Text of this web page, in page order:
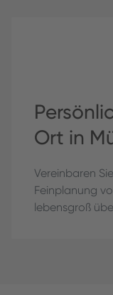
Ort in
Vereinbaren
Feinplanung
lebensgroß